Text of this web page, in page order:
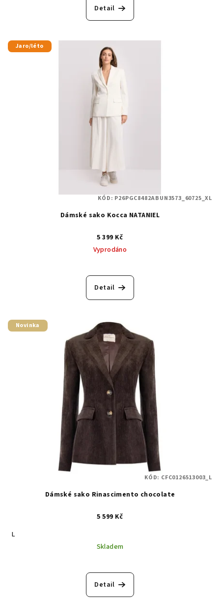
Detail
Jaro/léto
Dámské sako Kocca NATANIEL
5 399 Kč
Vyprodáno
Detail
KÓD: P26PGC8482ABUN3573_60725_XL
Novinka
Dámské sako Rinascimento chocolate
5 599 Kč
L
Skladem
Detail
KÓD: CFC0126513003_L